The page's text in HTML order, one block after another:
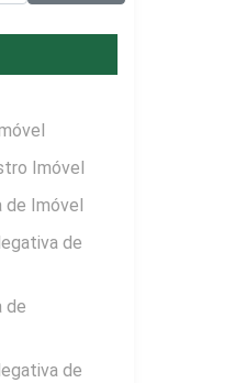
Imóvel
Imóvel
de
de
de